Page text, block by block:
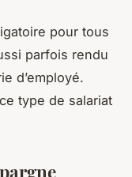
pour tous
parfois rendu
d’employé.
type de salariat